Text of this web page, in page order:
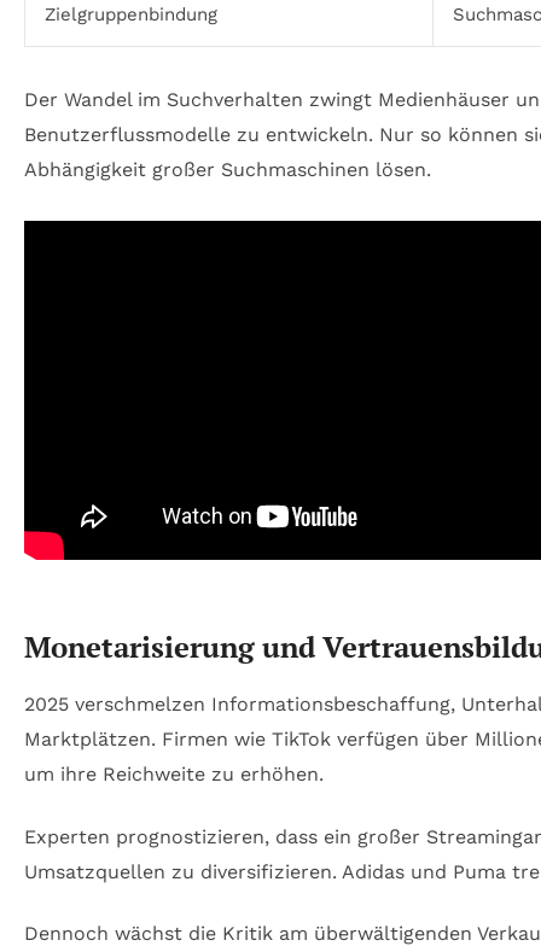
Zielgruppenbindung
Der Wandel im Suchverhalten zwingt Medienhäuser
Benutzerflussmodelle zu entwickeln. Nur so können
Abhängigkeit großer Suchmaschinen lösen.
Monetarisierung und
2025 verschmelzen Informationsbeschaffung,
Marktplätzen. Firmen wie TikTok verfügen über
um ihre Reichweite zu erhöhen.
Experten prognostizieren, dass ein großer
Umsatzquellen zu diversifizieren. Adidas und Puma
Dennoch wächst die Kritik am überwältigenden